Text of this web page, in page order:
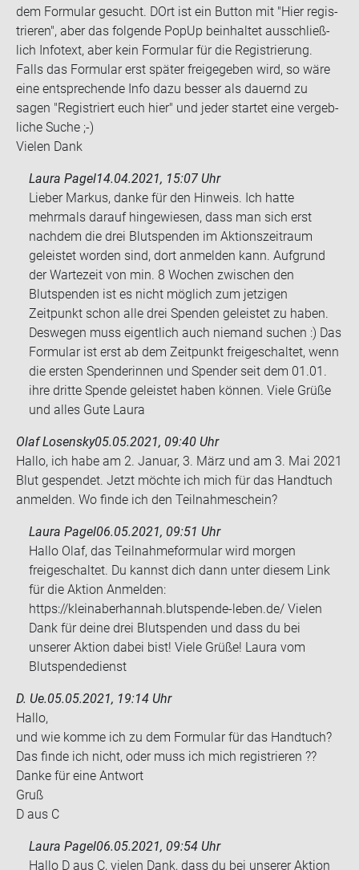
dem For­mu­lar ge­sucht. DOrt ist ein But­ton mit "Hier re­gis­
trie­ren", aber das fol­gen­de PopUp be­inhal­tet aus­schließ­
lich In­fo­text, aber kein For­mu­lar für die Re­gis­trie­rung.
Falls das For­mu­lar erst spä­ter frei­ge­ge­ben wird, so wäre
eine ent­spre­chen­de Info dazu bes­ser als dau­ernd zu
sagen "Re­gis­triert euch hier" und jeder star­tet eine ver­geb­
li­che Suche ;-)
Vie­len Dank
Laura Pagel14.04.2021, 15:07 Uhr
Lieber Markus, danke für den Hinweis. Ich hatte
mehrmals darauf hingewiesen, dass man sich erst
nachdem die drei Blutspenden im Aktionszeitraum
geleistet worden sind, dort anmelden kann. Aufgrund
der Wartezeit von min. 8 Wochen zwischen den
Blutspenden ist es nicht möglich zum jetzigen
Zeitpunkt schon alle drei Spenden geleistet zu haben.
Deswegen muss eigentlich auch niemand suchen :) Das
Formular ist erst ab dem Zeitpunkt freigeschaltet, wenn
die ersten Spenderinnen und Spender seit dem 01.01.
ihre dritte Spende geleistet haben können. Viele Grüße
und alles Gute Laura
Olaf Losensky05.05.2021, 09:40 Uhr
Hallo, ich habe am 2. Ja­nu­ar, 3. März und am 3. Mai 2021
Blut ge­spen­det. Jetzt möch­te ich mich für das Hand­tuch
an­mel­den. Wo finde ich den Teil­nah­me­schein?
Laura Pagel06.05.2021, 09:51 Uhr
Hallo Olaf, das Teilnahmeformular wird morgen
freigeschaltet. Du kannst dich dann unter diesem Link
für die Aktion Anmelden:
https://kleinaberhannah.blutspende-leben.de/ Vielen
Dank für deine drei Blutspenden und dass du bei
unserer Aktion dabei bist! Viele Grüße! Laura vom
Blutspendedienst
D. Ue.05.05.2021, 19:14 Uhr
Hallo,
und wie komme ich zu dem For­mu­lar für das Hand­tuch?
Das finde ich nicht, oder muss ich mich re­gis­trie­ren ??
Danke für eine Ant­wort
Gruß
D aus C
Laura Pagel06.05.2021, 09:54 Uhr
Hallo D aus C, vielen Dank, dass du bei unserer Aktion